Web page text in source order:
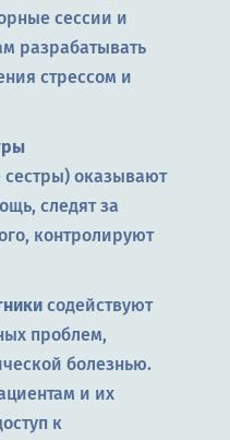
сессии и
разрабатывать
стрессом и
сестры) оказывают
следят за
контролируют
содействуют
проблем,
болезнью.
и их
к